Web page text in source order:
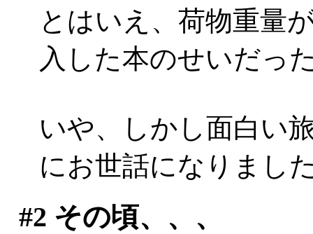
とはいえ、荷物重量
入した本のせいだっ
いや、しかし面白い
にお世話になりまし
#2 その頃、、、